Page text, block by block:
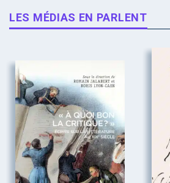
LES MÉDIAS EN PARLENT